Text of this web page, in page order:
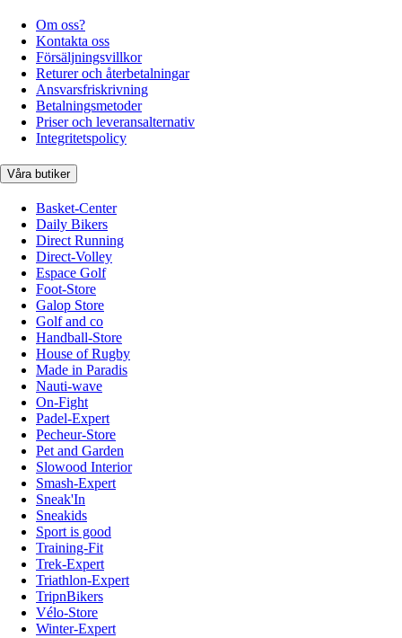
Om oss?
Kontakta oss
Försäljningsvillkor
Returer och återbetalningar
Ansvarsfriskrivning
Betalningsmetoder
Priser och leveransalternativ
Integritetspolicy
Våra butiker
Basket-Center
Daily Bikers
Direct Running
Direct-Volley
Espace Golf
Foot-Store
Galop Store
Golf and co
Handball-Store
House of Rugby
Made in Paradis
Nauti-wave
On-Fight
Padel-Expert
Pecheur-Store
Pet and Garden
Slowood Interior
Smash-Expert
Sneak'In
Sneakids
Sport is good
Training-Fit
Trek-Expert
Triathlon-Expert
TripnBikers
Vélo-Store
Winter-Expert